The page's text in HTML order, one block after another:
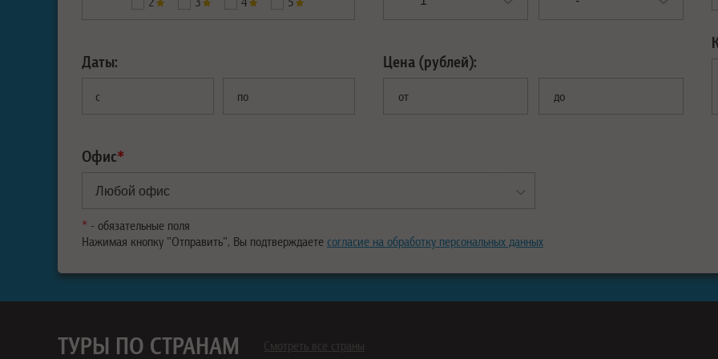
Даты:
с по
Цена (рублей):
от до
Офис*
* - обязательные поля
Нажимая кнопку "Отправить", Вы подтверждаете согласие на обработку персональных данных
ТУРЫ ПО СТРАНАМ Смотреть все страны